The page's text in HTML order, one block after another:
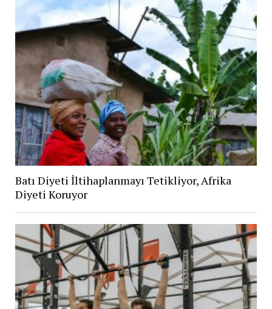
Batı Diyeti İltihaplanmayı Tetikliyor, Afrika
Diyeti Koruyor